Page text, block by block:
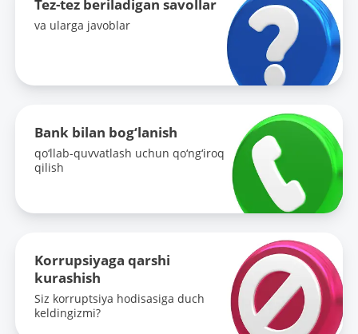
Tez-tez beriladigan savollar
va ularga javoblar
Bank bilan bog‘lanish
qo‘llab-quvvatlash uchun qo‘ng‘iroq
qilish
Korrupsiyaga qarshi
kurashish
Siz korruptsiya hodisasiga duch
keldingizmi?